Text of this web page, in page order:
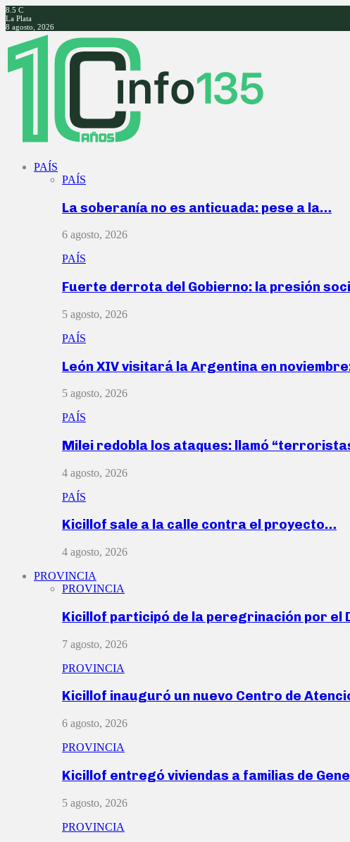
8.5 C
La Plata
8 agosto, 2026
Facebook
Twitter
Instagram
Youtube
PAÍS
PAÍS
La soberanía no es anticuada: pese a la…
6 agosto, 2026
PAÍS
Fuerte derrota del Gobierno: la presión
5 agosto, 2026
PAÍS
León XIV visitará la Argentina en
5 agosto, 2026
PAÍS
Milei redobla los ataques: llamó
4 agosto, 2026
PAÍS
Kicillof sale a la calle contra el proyecto…
4 agosto, 2026
PROVINCIA
PROVINCIA
Kicillof participó de la peregrinación por el
7 agosto, 2026
PROVINCIA
Kicillof inauguró un nuevo Centro de
6 agosto, 2026
PROVINCIA
Kicillof entregó viviendas a familias de
5 agosto, 2026
PROVINCIA